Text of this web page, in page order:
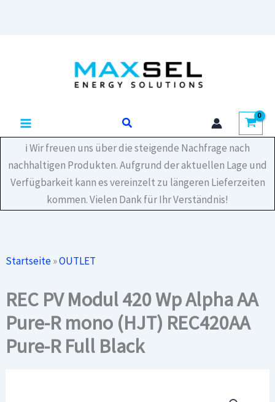
Suchen
ℹ️ Wir freuen uns über die steigende Nachfrage nach
nachhaltigen Produkten. Aufgrund der aktuellen Lage und
Verfügbarkeit kann es vereinzelt zu längeren Lieferzeiten
kommen. Vielen Dank für Ihr Verständnis!
Startseite»OUTLET
REC PV Modul 420 Wp Alpha AA
Pure-R mono (HJT) REC420AA
Pure-R Full Black